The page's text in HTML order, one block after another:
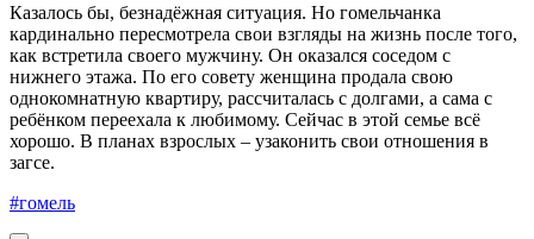
Казалось бы, безнадёжная ситуация. Но гомельчанка
кардинально пересмотрела свои взгляды на жизнь после того,
как встретила своего мужчину. Он оказался соседом с
нижнего этажа. По его совету женщина продала свою
однокомнатную квартиру, рассчиталась с долгами, а сама с
ребёнком переехала к любимому. Сейчас в этой семье всё
хорошо. В планах взрослых – узаконить свои отношения в
загсе.
#гомель